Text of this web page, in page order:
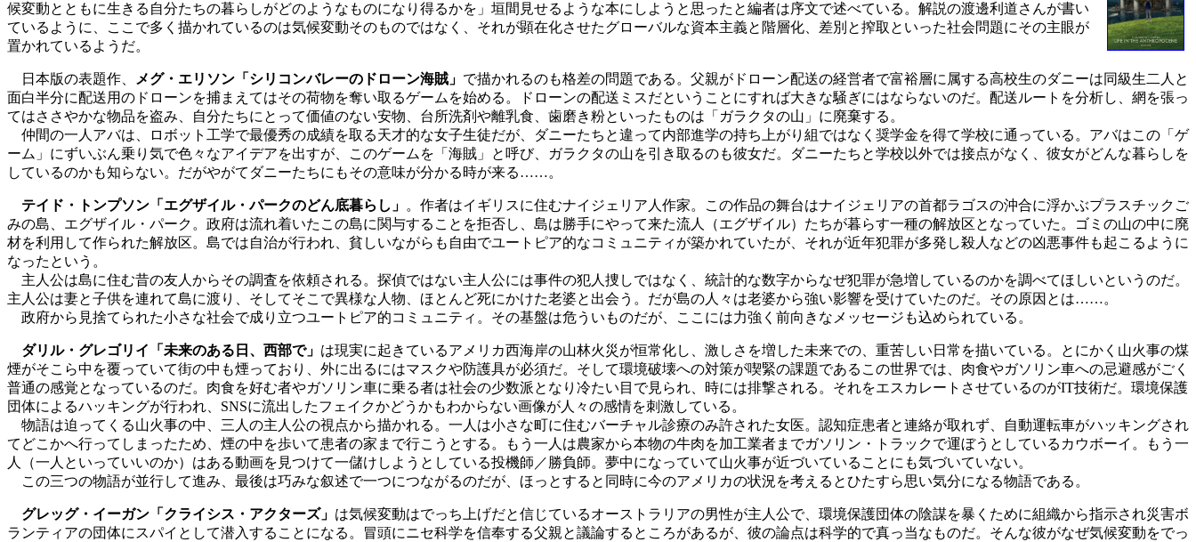
候変動とともに生きる自分たちの暮らしがどのようなものになり得るかを」垣間見せるような本にしようと思ったと編者は序文で述べている。解説の渡邊利道さんが書い
ているように、ここで多く描かれているのは気候変動そのものではなく、それが顕在化させたグローバルな資本主義と階層化、差別と搾取といった社会問題にその主眼が
置かれているようだ。
日本版の表題作、 メグ・エリソン「シリコンバレーのドローン海賊」 で描かれるのも格差の問題である。父親がドローン配送の経営者で富裕層に属する高校生のダニーは同級生二人と
面白半分に配送用のドローンを捕まえてはその荷物を奪い取るゲームを始める。ドローンの配送ミスだということにすれば大きな騒ぎにはならないのだ。配送ルートを分析し、網を張っ
てはささやかな物品を盗み、自分たちにとって価値のない安物、台所洗剤や離乳食、歯磨き粉といったものは「ガラクタの山」に廃棄する。
仲間の一人アバは、ロボット工学で最優秀の成績を取る天才的な女子生徒だが、ダニーたちと違って内部進学の持ち上がり組ではなく奨学金を得て学校に通っている。アバはこの「ゲ
ーム」にずいぶん乗り気で色々なアイデアを出すが、このゲームを「海賊」と呼び、ガラクタの山を引き取るのも彼女だ。ダニーたちと学校以外では接点がなく、彼女がどんな暮らしを
しているのかも知らない。だがやがてダニーたちにもその意味が分かる時が来る……。
テイド・トンプソン「エグザイル・パークのどん底暮らし」 。作者はイギリスに住むナイジェリア人作家。この作品の舞台はナイジェリアの首都ラゴスの沖合に浮かぶプラスチックご
みの島、エグザイル・パーク。政府は流れ着いたこの島に関与することを拒否し、島は勝手にやって来た流人（エグザイル）たちが暮らす一種の解放区となっていた。ゴミの山の中に廃
材を利用して作られた解放区。島では自治が行われ、貧しいながらも自由でユートピア的なコミュニティが築かれていたが、それが近年犯罪が多発し殺人などの凶悪事件も起こるように
なったという。
主人公は島に住む昔の友人からその調査を依頼される。探偵ではない主人公には事件の犯人捜しではなく、統計的な数字からなぜ犯罪が急増しているのかを調べてほしいというのだ。
主人公は妻と子供を連れて島に渡り、そしてそこで異様な人物、ほとんど死にかけた老婆と出会う。だが島の人々は老婆から強い影響を受けていたのだ。その原因とは……。
政府から見捨てられた小さな社会で成り立つユートピア的コミュニティ。その基盤は危ういものだが、ここには力強く前向きなメッセージも込められている。
ダリル・グレゴリイ「未来のある日、西部で」 は現実に起きているアメリカ西海岸の山林火災が恒常化し、激しさを増した未来での、重苦しい日常を描いている。とにかく山火事の煤
煙がそこら中を覆っていて街の中も煙っており、外に出るにはマスクや防護具が必須だ。そして環境破壊への対策が喫緊の課題であるこの世界では、肉食やガソリン車への忌避感がごく
普通の感覚となっているのだ。肉食を好む者やガソリン車に乗る者は社会の少数派となり冷たい目で見られ、時には排撃される。それをエスカレートさせているのがIT技術だ。環境保護
団体によるハッキングが行われ、SNSに流出したフェイクかどうかもわからない画像が人々の感情を刺激している。
物語は迫ってくる山火事の中、三人の主人公の視点から描かれる。一人は小さな町に住むバーチャル診療のみ許された女医。認知症患者と連絡が取れず、自動運転車がハッキングされ
てどこかへ行ってしまったため、煙の中を歩いて患者の家まで行こうとする。もう一人は農家から本物の牛肉を加工業者までガソリン・トラックで運ぼうとしているカウボーイ。もう一
人（一人といっていいのか）はある動画を見つけて一儲けしようとしている投機師／勝負師。夢中になっていて山火事が近づいていることにも気づいていない。
この三つの物語が並行して進み、最後は巧みな叙述で一つにつながるのだが、ほっとすると同時に今のアメリカの状況を考えるとひたすら思い気分になる物語である。
グレッグ・イーガン「クライシス・アクターズ」 は気候変動はでっち上げだと信じているオーストラリアの男性が主人公で、環境保護団体の陰謀を暴くために組織から指示され災害ボ
ランティアの団体にスパイとして潜入することになる。冒頭にニセ科学を信奉する父親と議論するところがあるが、彼の論点は科学的で真っ当なものだ。そんな彼がなぜ気候変動をでっ